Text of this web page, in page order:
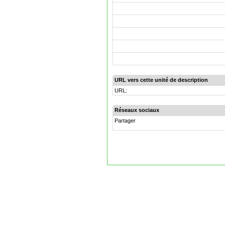
URL vers cette unité de description
URL:
Réseaux sociaux
Partager